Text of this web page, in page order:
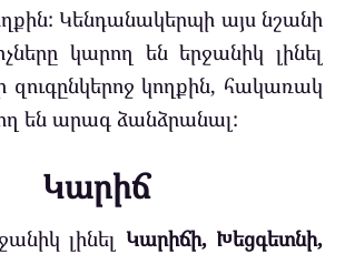
Կենդանակերպի այս նշանի
կարող են երջանիկ լինել
զուգընկերոջ կողքին, հակառակ
են արագ ձանձրանալ:
Կարիճ
լինել Կարիճի, Խեցգետնի,